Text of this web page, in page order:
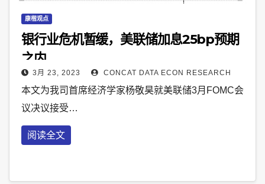
康楷观点
银行业危机暂缓，美联储加息25bp预期
之内
3月 23, 2023 CONCAT DATA ECON RESEARCH
本文为我司首席经济学家杨敬昊就美联储3月FOMC会
议决议接受…
阅读全文